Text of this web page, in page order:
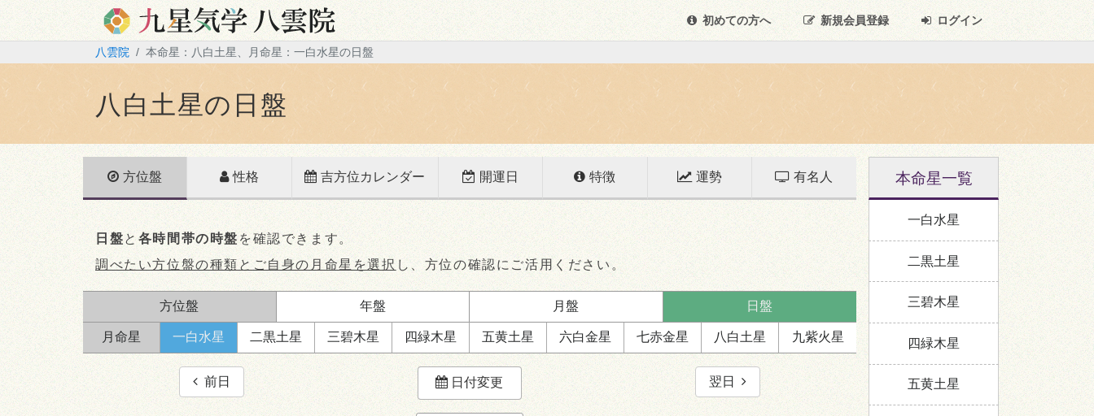
初めての方へ 新規会員登録 ログイン
八雲院 本命星：八白土星、月命星：一白水星の日盤
八白土星の日盤
方位盤 性格 吉方位カレンダー 開運日 特徴 運勢 有名人
日盤と 各時間帯の時盤 を確認できます。
調べたい方位盤の種類とご自身の月命星を選択 し、方位の確認にご活用ください。
方位盤 年盤 月盤 日盤
月命星 一白水星 二黒土星 三碧木星 四緑木星 五黄土星 六白金星 七赤金星 八白土星 九紫火星
前日 日付変更 翌日
本命星一覧
一白水星
二黒土星
三碧木星
四緑木星
五黄土星